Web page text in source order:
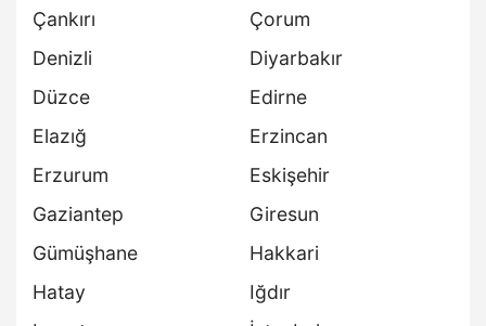
Çankırı
Çorum
Denizli
Diyarbakır
Düzce
Edirne
Elazığ
Erzincan
Erzurum
Eskişehir
Gaziantep
Giresun
Gümüşhane
Hakkari
Hatay
Iğdır